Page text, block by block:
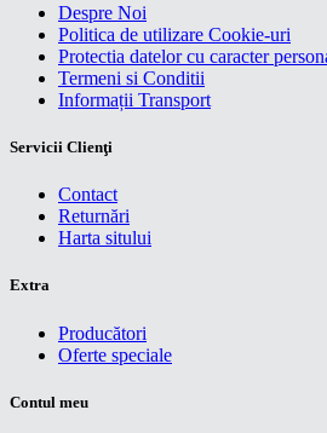
Despre Noi
Politica de utilizare Cookie-uri
Protectia datelor cu caracter
Termeni si Conditii
Informații Transport
Servicii Clienţi
Contact
Returnări
Harta sitului
Extra
Producători
Oferte speciale
Contul meu